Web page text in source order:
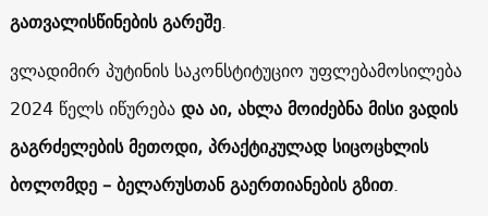
გათვალისწინების გარეშე.
ვლადიმირ პუტინის საკონსტიტუციო უფლებამოსილება
2024 წელს იწურებადა აი, ახლა მოიძებნა მისი ვადის
გაგრძელების მეთოდი, პრაქტიკულად სიცოცხლის
ბოლომდე – ბელარუსთან გაერთიანების გზით.